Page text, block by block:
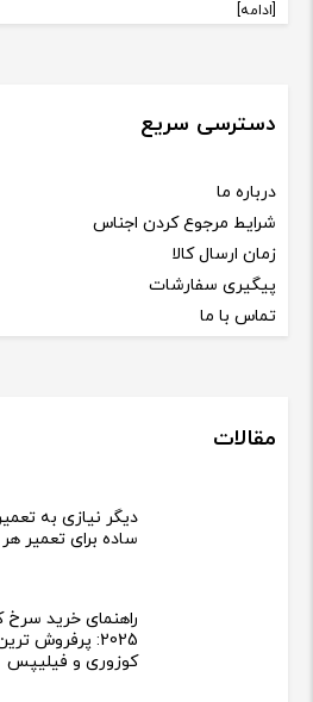
[ادامه]
دسترسی سریع
درباره ما
شرایط مرجوع کردن اجناس
زمان ارسال کالا
پیگیری سفارشات
تماس با ما
مقالات
ساده برای تعمیر
راهنمای خرید
2025: پرفروش
کوزوری و فیلیپس